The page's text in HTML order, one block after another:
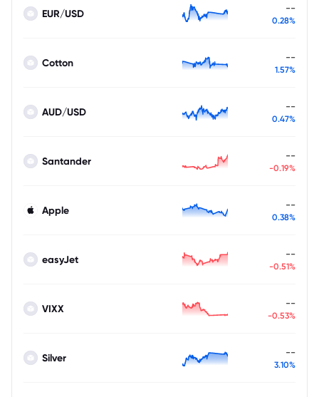
EUR/USD --
0.28%
Cotton --
1.57%
AUD/USD --
0.47%
Santander --
-0.19%
Apple --
0.38%
easyJet --
-0.51%
VIXX --
-0.53%
Silver --
3.10%